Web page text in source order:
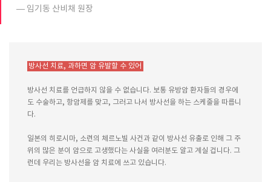
임기동 산비채 원장
방사선 치료, 과하면 암 유발할 수 있어
방사선 치료를 언급하지 않을 수 없습니다. 보통 유방암 환자들의 경우에
도 수술하고, 항암제를 맞고, 그러고 나서 방사선을 하는 스케줄을 따릅니
다.
일본의 히로시마, 소련의 체르노빌 사건과 같이 방사선 유출로 인해 그 주
위의 많은 분이 암으로 고생했다는 사실을 여러분도 알고 계실 겁니다. 그
런데 우리는 방사선을 암 치료에 쓰고 있습니다.